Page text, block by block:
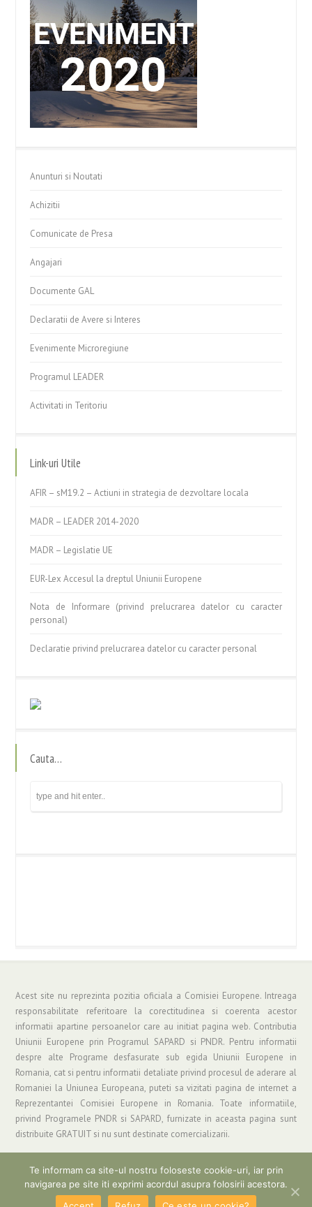
Anunturi si Noutati
Achizitii
Comunicate de Presa
Angajari
Documente GAL
Declaratii de Avere si Interes
Evenimente Microregiune
Programul LEADER
Activitati in Teritoriu
Link-uri Utile
AFIR – sM19.2 – Actiuni in strategia de dezvoltare locala
MADR – LEADER 2014-2020
MADR – Legislatie UE
EUR-Lex Accesul la dreptul Uniunii Europene
Nota de Informare (privind prelucrarea datelor cu caracter
personal)
Declaratie privind prelucrarea datelor cu caracter personal
Cauta…
Acest site nu reprezinta pozitia oficiala a Comisiei Europene. Intreaga
responsabilitate referitoare la corectitudinea si coerenta acestor
informatii apartine persoanelor care au initiat pagina web. Contributia
Uniunii Europene prin Programul SAPARD si PNDR. Pentru informatii
despre alte Programe desfasurate sub egida Uniunii Europene in
Romania, cat si pentru informatii detaliate privind procesul de aderare al
Romaniei la Uniunea Europeana, puteti sa vizitati pagina de internet a
Reprezentantei Comisiei Europene in Romania. Toate informatiile,
privind Programele PNDR si SAPARD, furnizate in aceasta pagina sunt
distribuite GRATUIT si nu sunt destinate comercializarii.
Copyright © 2019 Asociatia "Grup de Actiune Locala Parang" | Informatii si
Suport: gal_parang@yahoo.com
Te informam ca site-ul nostru foloseste cookie-uri, iar prin
navigarea pe site iti exprimi acordul asupra folosirii acestora.